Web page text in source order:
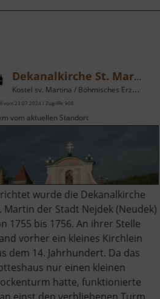
Dekanalkirche St. Martin
Kostel sv. Martina / Böhmisches Erzgebirge
vom 23.07.2024 / Zugriffe: 908
vom aktuellen Standort
wurde die Dekanalkirche
Martin der Stadt Nejdek (Neudek)
1755 bis 1756. An ihrer Stelle
vorher ein kleines Kirchlein
dem 14. Jahrhundert. Da das
nur einen kleinen
hatte, funktionierte